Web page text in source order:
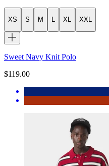
XS S M L XL XXL
Sweet Navy Knit Polo
$119.00